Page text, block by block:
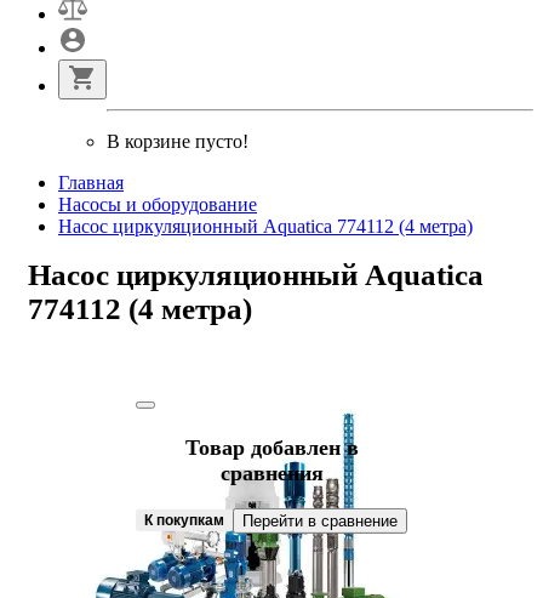
В корзине пусто!
Главная
Насосы и оборудование
Насос циркуляционный Aquatica 774112 (4 метра)
Насос циркуляционный Aquatica
774112 (4 метра)
Товар добавлен в
сравнения
К покупкам Перейти в сравнение